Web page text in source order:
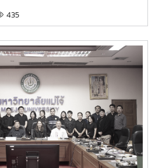
รวมทั้งการนำเสนอแผนแม่บท
งมาจากพระราชดำริ สมเด็จพระเทพ
ชกุมารี สนองพระราชดำริ โดย
นกรอบแนวทางในการขับเคลื่อนการ
แม่โจ้ให้เป็นไปตามแนวพระราชดำริ
อพ.สธ. อย่างมีประสิทธิภาพและต่อ
ร่วม ประชุมเชิงปฏิบัติการ เรื่อง การ
โรงแรมอมารีดอนเมือง แอร์พอร์ต
435